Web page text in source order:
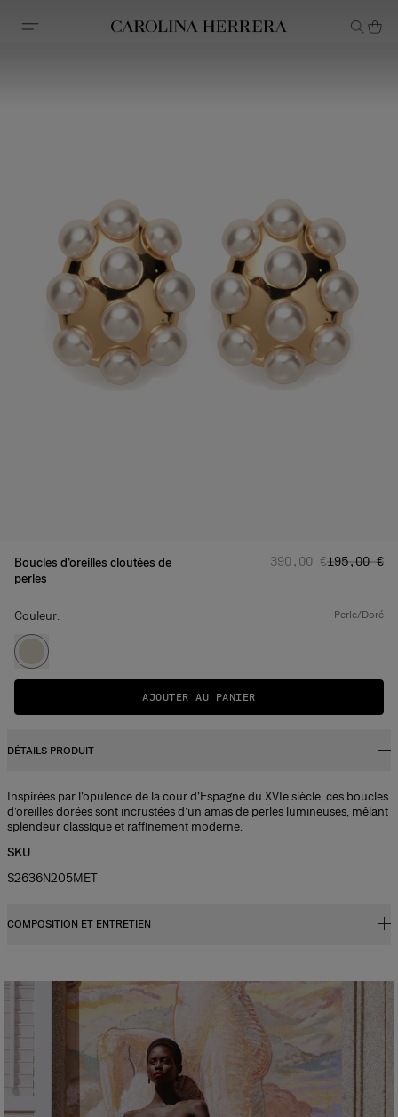
Avis d'accessibilité (lien)
Boucles d’oreilles cloutées de
perles
Prix d'origine:
390,00 €Prix
195,00 €
Couleur: perle/doré
AJOUTER AU PANIER
DÉTAILS PRODUIT
Inspirées par l’opulence de la cour d’Espagne du XVIe siècle, ces boucles
d’oreilles dorées sont incrustées d’un amas de perles lumineuses, mêlant
splendeur classique et raffinement moderne.
SKU
S2636N205MET
COMPOSITION ET ENTRETIEN
Instructions de lavage
Nettoyage des taches à la main uniquement
Pays de fabrication
Chine